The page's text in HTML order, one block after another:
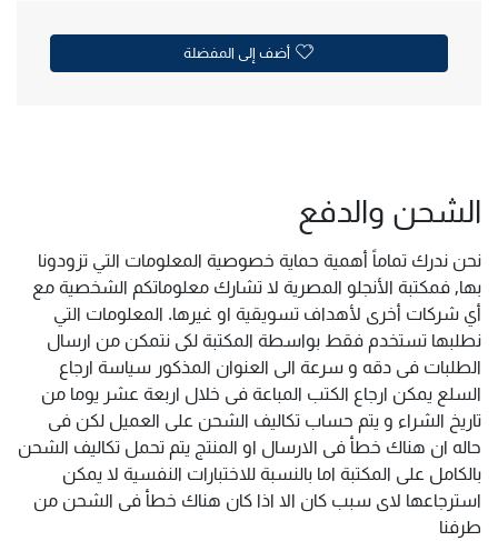
أضف إلى المفضلة
الشحن والدفع
نحن ندرك تماماً أهمية حماية خصوصية المعلومات التي تزودونا
بها, فمكتبة الأنجلو المصرية لا تشارك معلوماتكم الشخصية مع
أي شركات أخرى لأهداف تسويقية او غيرها. المعلومات التي
نطلبها تستخدم فقط بواسطة المكتبة لكى نتمكن من ارسال
الطلبات فى دقه و سرعة الى العنوان المذكور سياسة ارجاع
السلع يمكن ارجاع الكتب المباعة فى خلال اربعة عشر يوما من
تاريخ الشراء و يتم حساب تكاليف الشحن على العميل لكن فى
حاله ان هناك خطأ فى الارسال او المنتج يتم تحمل تكاليف الشحن
بالكامل على المكتبة اما بالنسبة للاختبارات النفسية لا يمكن
استرجاعها لاى سبب كان الا اذا كان هناك خطأ فى الشحن من
طرفنا